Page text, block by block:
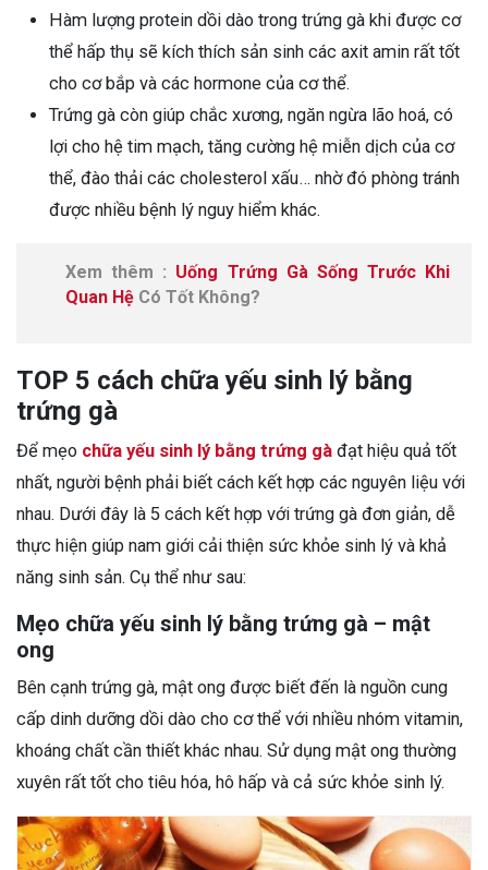
Hàm lượng protein dồi dào trong trứng gà khi được cơ
thể hấp thụ sẽ kích thích sản sinh các axit amin rất tốt
cho cơ bắp và các hormone của cơ thể.
Trứng gà còn giúp chắc xương, ngăn ngừa lão hoá, có
lợi cho hệ tim mạch, tăng cường hệ miễn dịch của cơ
thể, đào thải các cholesterol xấu… nhờ đó phòng tránh
được nhiều bệnh lý nguy hiểm khác.
Xem thêm : Uống Trứng Gà Sống Trước Khi
Quan Hệ Có Tốt Không?
TOP 5 cách chữa yếu sinh lý bằng
trứng gà
Để mẹo chữa yếu sinh lý bằng trứng gà đạt hiệu quả tốt
nhất, người bệnh phải biết cách kết hợp các nguyên liệu với
nhau. Dưới đây là 5 cách kết hợp với trứng gà đơn giản, dễ
thực hiện giúp nam giới cải thiện sức khỏe sinh lý và khả
năng sinh sản. Cụ thể như sau:
Mẹo chữa yếu sinh lý bằng trứng gà – mật
ong
Bên cạnh trứng gà, mật ong được biết đến là nguồn cung
cấp dinh dưỡng dồi dào cho cơ thể với nhiều nhóm vitamin,
khoáng chất cần thiết khác nhau. Sử dụng mật ong thường
xuyên rất tốt cho tiêu hóa, hô hấp và cả sức khỏe sinh lý.